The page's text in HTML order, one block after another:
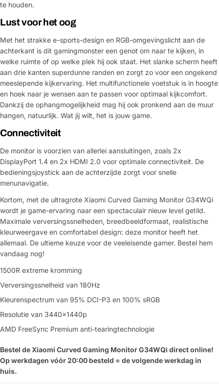
te houden.
Lust voor het oog
Met het strakke e-sports-design en RGB-omgevingslicht aan de
achterkant is dit gamingmonster een genot om naar te kijken, in
welke ruimte of op welke plek hij ook staat. Het slanke scherm heeft
aan drie kanten superdunne randen en zorgt zo voor een ongekend
meeslepende kijkervaring. Het multifunctionele voetstuk is in hoogte
en hoek naar je wensen aan te passen voor optimaal kijkcomfort.
Dankzij de ophangmogelijkheid mag hij ook pronkend aan de muur
hangen, natuurlijk. Wat jij wilt, het is jouw game.
Connectiviteit
De monitor is voorzien van allerlei aansluitingen, zoals 2x
DisplayPort 1.4 en 2x HDMI 2.0 voor optimale connectiviteit. De
bedieningsjoystick aan de achterzijde zorgt voor snelle
menunavigatie.
Kortom, met de ultragrote Xiaomi Curved Gaming Monitor G34WQi
wordt je game-ervaring naar een spectaculair nieuw level getild.
Maximale verversingssnelheden, breedbeeldformaat, realistische
kleurweergave en comfortabel design: deze monitor heeft het
allemaal. De ultieme keuze voor de veeleisende gamer. Bestel hem
vandaag nog!
1500R extreme kromming
Verversingssnelheid van 180Hz
Kleurenspectrum van 95% DCI-P3 en 100% sRGB
Resolutie van 3440x1440p
AMD FreeSync Premium anti-tearingtechnologie
Bestel de Xiaomi Curved Gaming Monitor G34WQi direct online!
Op werkdagen vóór 20:00 besteld = de volgende werkdag in
huis.